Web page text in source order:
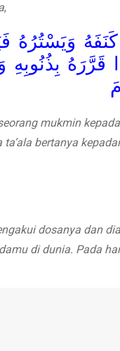
,
كَنَفَهُ
mukmin
bertanya
dosanya dan
di dunia. Pada